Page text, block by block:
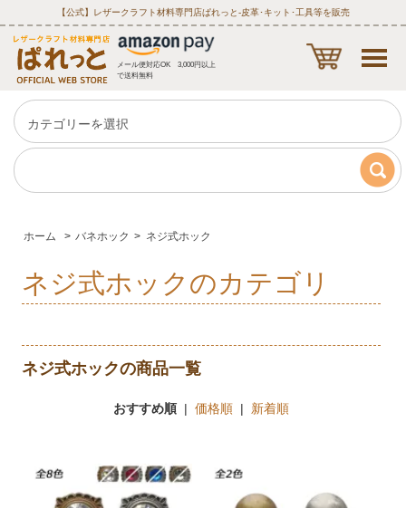
【公式】レザークラフト材料専門店ぱれっと‐皮革･キット･工具等を販売
メール便対応OK 3,000円以上
で送料無料
ホーム > バネホック > ネジ式ホック
ネジ式ホックのカテゴリ
ネジ式ホックの商品一覧
おすすめ順| 価格順| 新着順